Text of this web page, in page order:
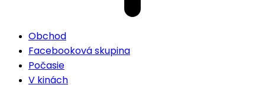
Obchod
Facebooková skupina
Počasie
V kinách